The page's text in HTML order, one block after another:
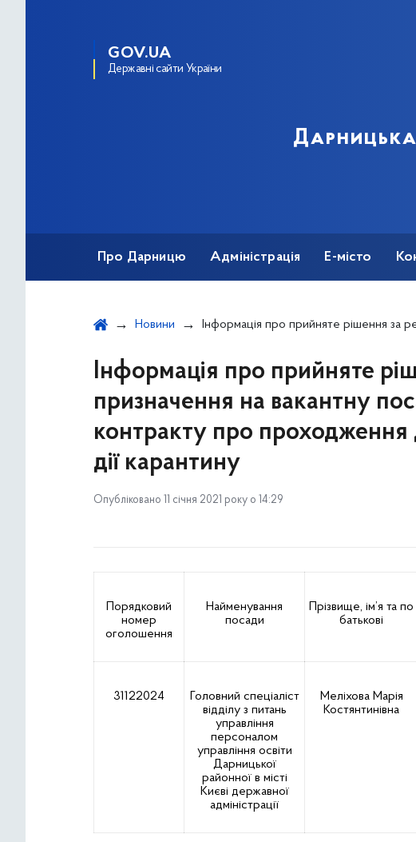
GOV.UA
Державні сайти України
Про Дарницю Адміністрація Е-місто
Новини Інформація про прийняте рішення за результатами добору з призначення на вакантну посаду шляхом укладання контракту про проходження державної служби
Інформація про прийняте
призначення на вакантну
контракту про проходження
дії карантину
Опубліковано 11 січня 2021 року о 14:29
Порядковий
номер
оголошення
Найменування
посади
Прізвище, ім’я та по
батькові
31122024
Головний спеціаліст
відділу з питань
управління
персоналом
управління освіти
Дарницької
районної в місті
Києві державної
адміністрації
Меліхова Марія
Костянтинівна